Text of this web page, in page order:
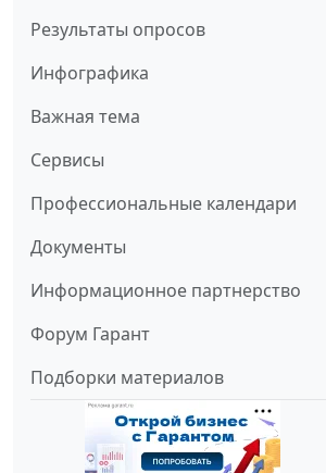
Результаты опросов
Инфографика
Важная тема
Сервисы
Профессиональные календари
Документы
Информационное партнерство
Форум Гарант
Подборки материалов